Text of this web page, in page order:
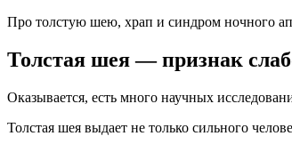
Про толстую шею, храп и синдром ночного
Толстая шея — признак
Оказывается, есть много научных
Толстая шея выдает не только сильного